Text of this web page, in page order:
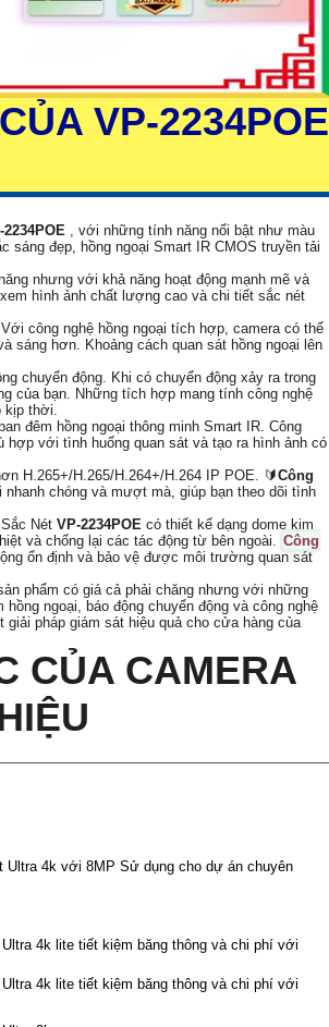
VP-2234POE
2234POE
, với những tính năng nổi bật như màu
sáng đẹp, hồng ngoại Smart IR CMOS truyền tải
nhưng với khả năng hoạt động mạnh mẽ và
hình ảnh chất lượng cao và chi tiết sắc nét
công nghệ hồng ngoại tích hợp, camera có thể
sáng hơn. Khoảng cách quan sát hồng ngoại lên
chuyển động. Khi có chuyển động xảy ra trong
của bạn. Những tích hợp mang tính công nghệ
thời.
đêm hồng ngoại thông minh Smart IR. Công
hợp với tình huống quan sát và tạo ra hình ảnh có
H.265+/H.265/H.264+/H.264 IP POE. 🔰Công
chóng và mượt mà, giúp bạn theo dõi tình
Nét VP-2234POE có thiết kế dạng dome kim
và chống lại các tác động từ bên ngoài.
Công
ổn định và bảo vệ được môi trường quan sát
phẩm có giá cả phải chăng nhưng với những
ngoại, báo động chuyển động và công nghệ
pháp giám sát hiệu quả cho cửa hàng của
CỦA CAMERA
Ultra 4k với 8MP Sử dụng cho dự án chuyên
4k lite tiết kiệm băng thông và chi phí với
4k lite tiết kiệm băng thông và chi phí với